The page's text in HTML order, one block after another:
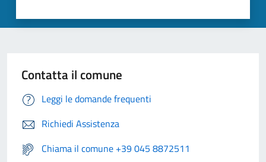
Contatta il comune
Leggi le domande frequenti
Richiedi Assistenza
Chiama il comune +39 045 8872511